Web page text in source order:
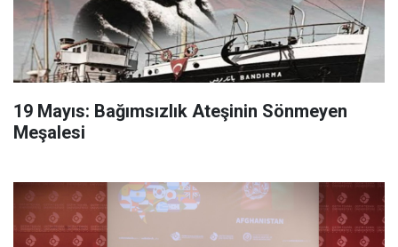
19 Mayıs: Bağımsızlık Ateşinin Sönmeyen
Meşalesi